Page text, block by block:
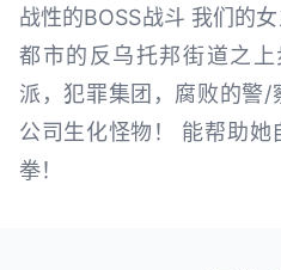
战性的BOSS战斗 我们的
都市的反乌托邦街道之
派，犯罪集团，腐败的警
公司生化怪物！ 能帮助她
拳！